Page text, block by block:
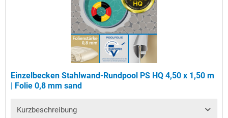
Einzelbecken Stahlwand-Rundpool PS HQ 4,50 x 1,50 m
| Folie 0,8 mm sand
Kurzbeschreibung